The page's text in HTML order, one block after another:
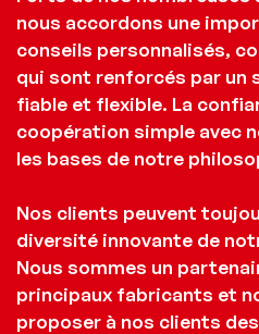
nous accordons une
conseils personnalisés,
qui sont renforcés par un
fiable et flexible. La
coopération simple avec
les bases de notre
Nos clients peuvent
diversité innovante de
Nous sommes un
principaux fabricants et
proposer à nos clients